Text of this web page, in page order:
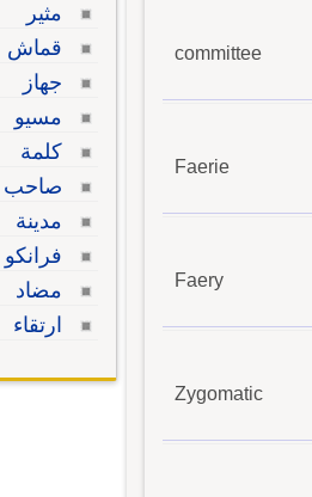
committee
Faerie
Faery
Zygomatic
مثير
قماش
جهاز
مسيو
كلمة
صاحب
مدينة
فرانكو
مضاد
ارتقاء